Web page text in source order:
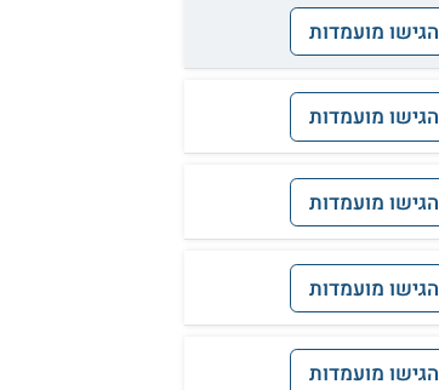
הגישו מועמדות
הגישו מועמדות
הגישו מועמדות
הגישו מועמדות
הגישו מועמדות